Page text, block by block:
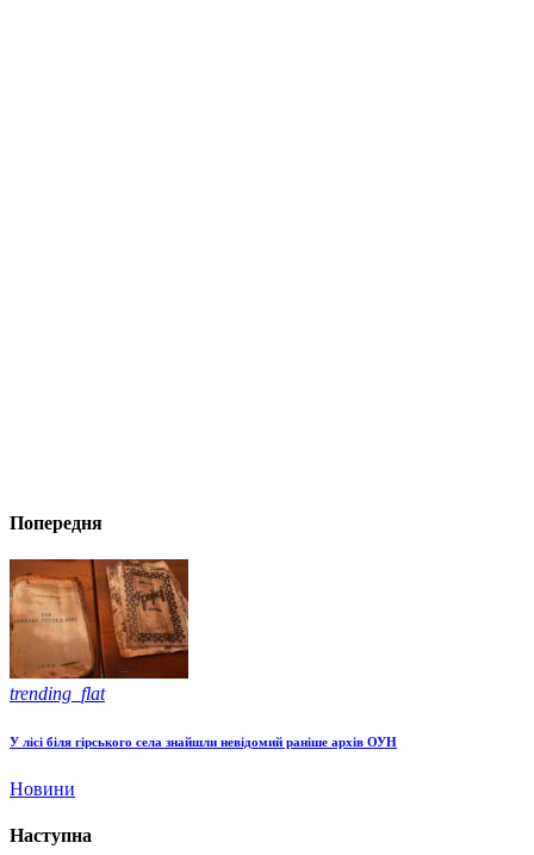
Попередня
trending_flat
У лісі біля гірського села знайшли невідомий раніше архів ОУН
Новини
Наступна